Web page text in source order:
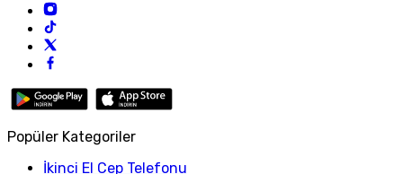
Popüler Kategoriler
İkinci El Cep Telefonu